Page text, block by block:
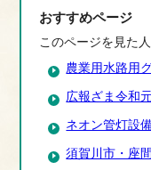
おすすめページ
このページを見た
農業用水路用
広報ざま令和
ネオン管灯設
須賀川市・座